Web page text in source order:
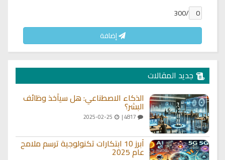
/300
إضافة
جديد المقالات
الذكاء الاصطناعي: هل سيأخذ وظائف
البشر؟
أبرز 10 ابتكارات تكنولوجية ترسم ملامح
عام 2025